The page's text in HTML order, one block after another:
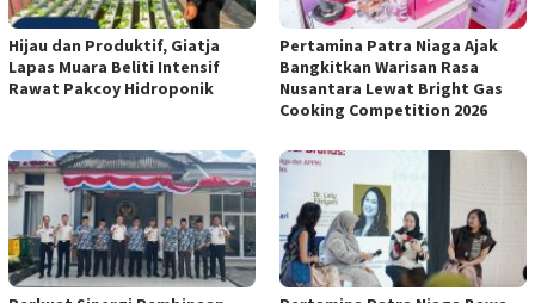
Hijau dan Produktif, Giatja
Lapas Muara Beliti Intensif
Rawat Pakcoy Hidroponik
Pertamina Patra Niaga Ajak
Bangkitkan Warisan Rasa
Nusantara Lewat Bright Gas
Cooking Competition 2026